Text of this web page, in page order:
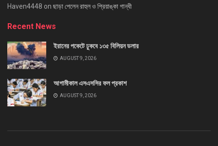
Haven4448 on ছাড়া পেলেন রাহুল ও প্রিয়াঙ্কা গান্ধী
Recent News
ইরানের পকেটে ঢুকবে ১৩৫ বিলিয়ন ডলার
AUGUST 9, 2026
আগামীকাল এসএসসির ফল প্রকাশ
AUGUST 9, 2026